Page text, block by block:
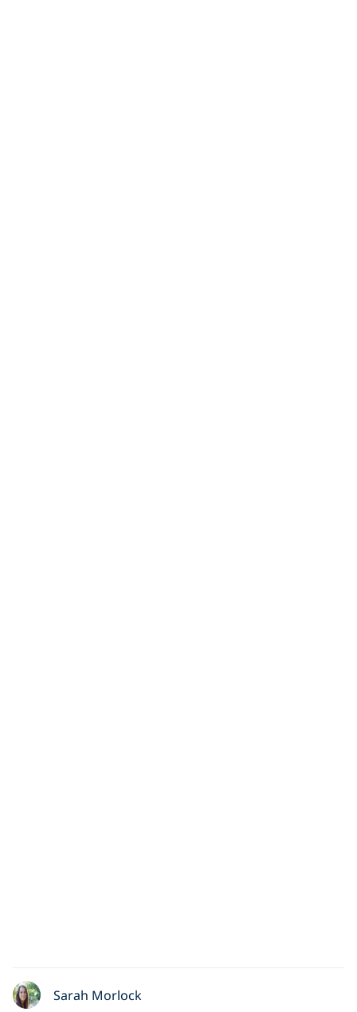
Sarah Morlock